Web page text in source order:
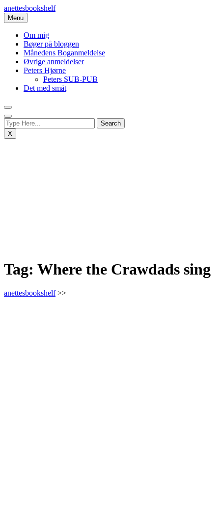
Skip
to
content
anettesbookshelf
Menu
Om mig
Bøger på bloggen
Månedens Boganmeldelse
Øvrige anmeldelser
Peters Hjørne
Peters SUB-PUB
Det med småt
X
Tag: Where the Crawdads sing
anettesbookshelf>>